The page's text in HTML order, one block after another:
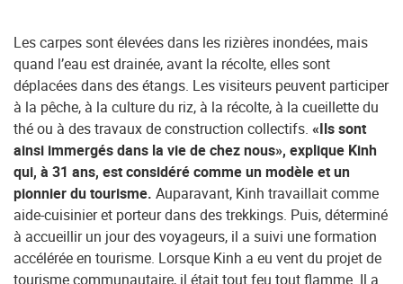
Les carpes sont élevées dans les rizières inondées, mais
quand l’eau est drainée, avant la récolte, elles sont
déplacées dans des étangs. Les visiteurs peuvent participer
à la pêche, à la culture du riz, à la récolte, à la cueillette du
thé ou à des travaux de construction collectifs. «Ils sont
ainsi immergés dans la vie de chez nous», explique Kinh
qui, à 31 ans, est considéré comme un modèle et un
pionnier du tourisme. Auparavant, Kinh travaillait comme
aide-cuisinier et porteur dans des trekkings. Puis, déterminé
à accueillir un jour des voyageurs, il a suivi une formation
accélérée en tourisme. Lorsque Kinh a eu vent du projet de
tourisme communautaire, il était tout feu tout flamme. Il a